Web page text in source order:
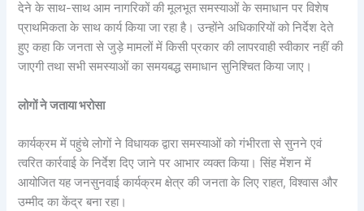
देने के साथ-साथ आम नागरिकों की मूलभूत समस्याओं के समाधान पर विशेष
प्राथमिकता के साथ कार्य किया जा रहा है। उन्होंने अधिकारियों को निर्देश देते
हुए कहा कि जनता से जुड़े मामलों में किसी प्रकार की लापरवाही स्वीकार नहीं की
जाएगी तथा सभी समस्याओं का समयबद्ध समाधान सुनिश्चित किया जाए।
लोगों ने जताया भरोसा
कार्यक्रम में पहुंचे लोगों ने विधायक द्वारा समस्याओं को गंभीरता से सुनने एवं
त्वरित कार्रवाई के निर्देश दिए जाने पर आभार व्यक्त किया। सिंह मेंशन में
आयोजित यह जनसुनवाई कार्यक्रम क्षेत्र की जनता के लिए राहत, विश्वास और
उम्मीद का केंद्र बना रहा।